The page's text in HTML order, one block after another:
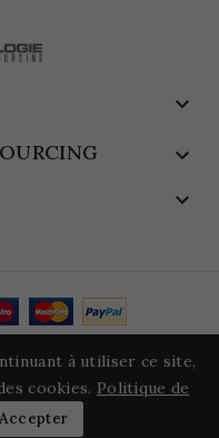



à utiliser ce site,
cookies. Politique de
Accepter
par PrestaShop™